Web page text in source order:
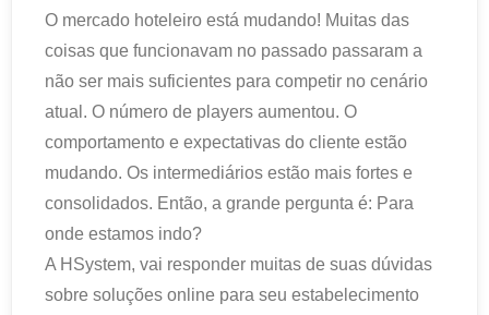
O mercado hoteleiro está mudando! Muitas das
coisas que funcionavam no passado passaram a
não ser mais suficientes para competir no cenário
atual. O número de players aumentou. O
comportamento e expectativas do cliente estão
mudando. Os intermediários estão mais fortes e
consolidados. Então, a grande pergunta é: Para
onde estamos indo?
A HSystem, vai responder muitas de suas dúvidas
sobre soluções online para seu estabelecimento